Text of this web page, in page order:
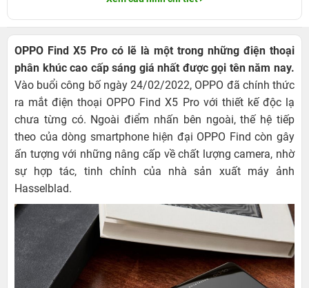
OPPO Find X5 Pro có lẽ là một trong những điện thoại
phân khúc cao cấp sáng giá nhất được gọi tên năm nay.
Vào buổi công bố ngày 24/02/2022, OPPO đã chính thức
ra mắt điện thoại OPPO Find X5 Pro với thiết kế độc lạ
chưa từng có. Ngoài điểm nhấn bên ngoài, thế hệ tiếp
theo của dòng smartphone hiện đại OPPO Find còn gây
ấn tượng với những nâng cấp về chất lượng camera, nhờ
sự hợp tác, tinh chỉnh của nhà sản xuất máy ảnh
Hasselblad.